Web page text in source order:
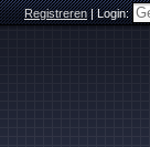
Registreren|Login: